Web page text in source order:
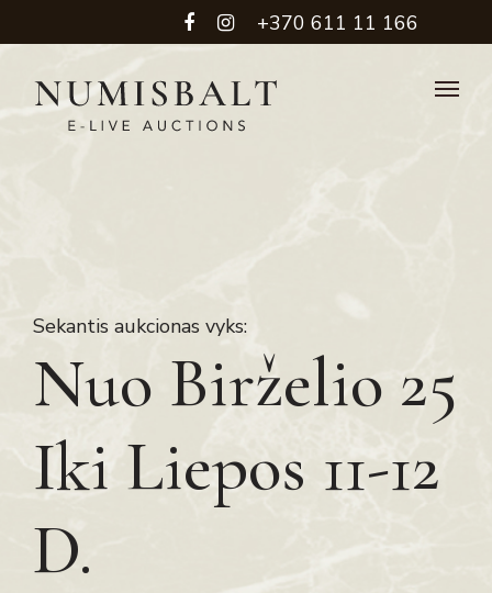
+370 611 11 166
Sekantis aukcionas vyks:
Nuo Birželio 25
Iki Liepos 11-12
D.